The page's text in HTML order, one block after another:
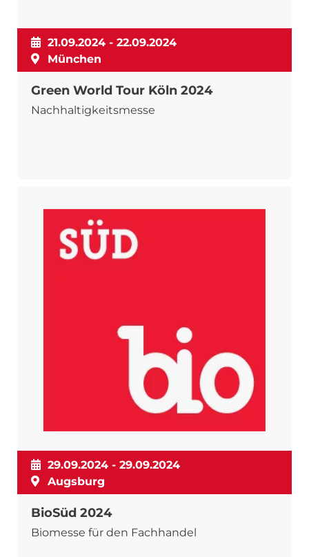
21.09.2024 - 22.09.2024
München
Green World Tour Köln 2024
Nachhaltigkeitsmesse
29.09.2024 - 29.09.2024
Augsburg
BioSüd 2024
Biomesse für den Fachhandel